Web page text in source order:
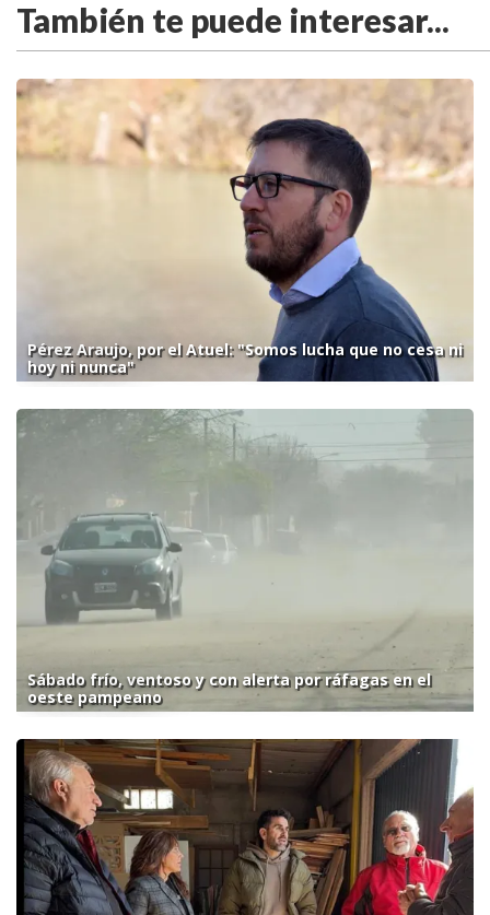
También te puede interesar...
Pérez Araujo, por el Atuel: "Somos lucha que no cesa ni
hoy ni nunca"
Sábado frío, ventoso y con alerta por ráfagas en el
oeste pampeano